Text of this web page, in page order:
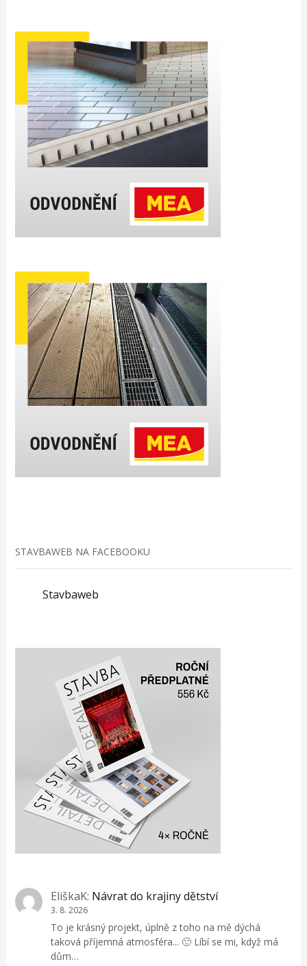
STAVBAWEB NA FACEBOOKU
Stavbaweb
EliškaK: Návrat do krajiny dětství
3. 8. 2026
To je krásný projekt, úplně z toho na mě dýchá
taková příjemná atmosféra... 🙂 Líbí se mi, když má
dům…